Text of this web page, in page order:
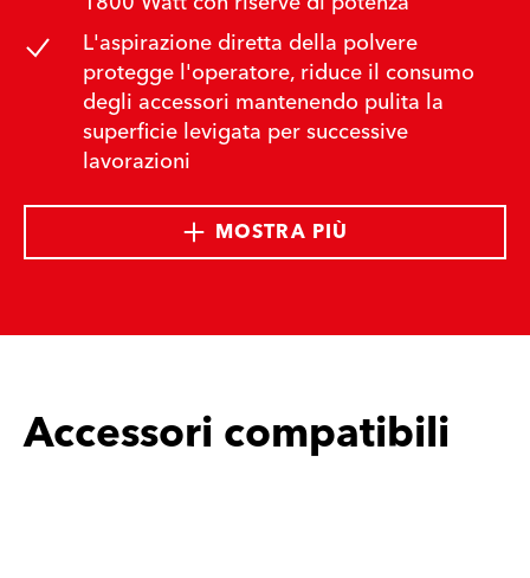
L'aspirazione diretta della polvere
protegge l'operatore, riduce il consumo
degli accessori mantenendo pulita la
superficie levigata per successive
lavorazioni
MOSTRA PIÙ
Accessori compatibili